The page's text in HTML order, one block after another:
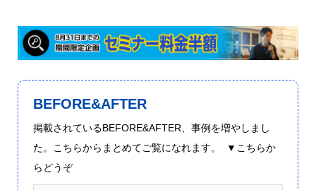
BEFORE&AFTER
掲載されているBEFORE&AFTER、事例を増やしまし
た。こちらからまとめてご覧になれます。 ▼こちらか
らどうぞ